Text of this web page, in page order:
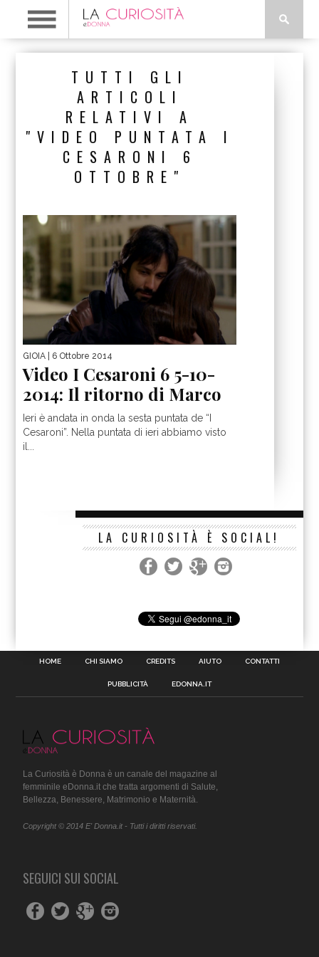
TUTTI GLI
ARTICOLI
RELATIVI A
"VIDEO PUNTATA I
CESARONI 6
OTTOBRE"
GIOIA | 6 Ottobre 2014
Video I Cesaroni 6 5-10-
2014: Il ritorno di Marco
Ieri è andata in onda la sesta puntata de “I
Cesaroni”. Nella puntata di ieri abbiamo visto
il...
LA CURIOSITÀ È SOCIAL!
HOME CHI SIAMO CREDITS AIUTO CONTATTI
PUBBLICITÀ EDONNA.IT
La Curiosità è Donna è un canale del magazine al
femminile eDonna.it che tratta argomenti di Salute,
Bellezza, Benessere, Matrimonio e Maternità.
Copyright © 2014 E' Donna.it - Tutti i diritti riservati.
SEGUICI SUI SOCIAL